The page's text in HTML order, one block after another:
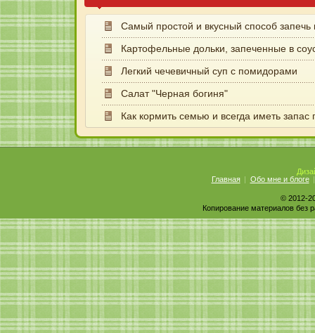
Самый простой и вкусный способ запечь
Картофельные дольки, запеченные в
Легкий чечевичный суп с помидорами
Салат "Черная богиня"
Как кормить семью и всегда иметь
Главная
Обо мне и блоге
© 2012-
Копирование материалов без